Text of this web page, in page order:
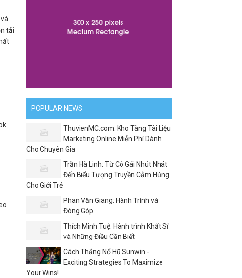
tải
POPULAR NEWS
ThuvienMC.com: Kho Tàng Tài Liệu
Marketing Online Miễn Phí Dành
Cho Chuyên Gia
Trần Hà Linh: Từ Cô Gái Nhút Nhát
Đến Biểu Tượng Truyền Cảm Hứng
Cho Giới Trẻ
Phan Văn Giang: Hành Trình và
Đóng Góp
Thích Minh Tuệ: Hành trình Khất Sĩ
và Những Điều Cần Biết
Cách Thắng Nổ Hũ Sunwin -
Exciting Strategies To Maximize
Your Wins!